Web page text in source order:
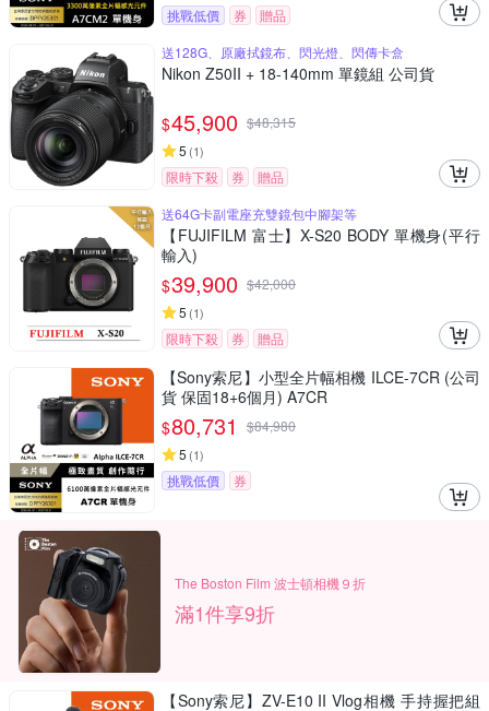
挑戰低價 券
贈品
送128G、原廠拭鏡布、閃光燈、閃傳卡盒
Nikon Z50II + 18-140mm 單鏡組 公司貨
$45,900 $48,315
5 (1)
限時下殺 券
贈品
送64G卡副電座充雙鏡包中腳架等
【FUJIFILM 富士】X-S20 BODY 單機身(平行
輸入)
$39,900 $42,000
5 (1)
限時下殺 券 贈品
【Sony索尼】小型全片幅相機 ILCE-7CR (公司
貨 保固18+6個月) A7CR
$80,731 $84,980
5 (1)
挑戰低價 券
The Boston Film 波士頓相機９折
滿1件享9折
【Sony索尼】ZV-E10 II Vlog相機 手持握把組